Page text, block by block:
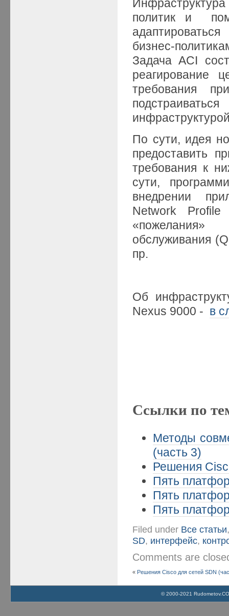
политик и
бизнес-
Задача ACI
реагирование
требования
По сути, идея
предоставить
требования к
сути,
внедрении
Network Profile
«пожелания»
обслуживания
пр.
Об
Nexus 9000 - в
Ссылки по
Методы
(часть 3)
Решения
Пять
Пять
Пять
Filed under Все статьи
SD, интерфейс,
Comments are
« Решения Cisco для сетей SDN
© 2000-2021